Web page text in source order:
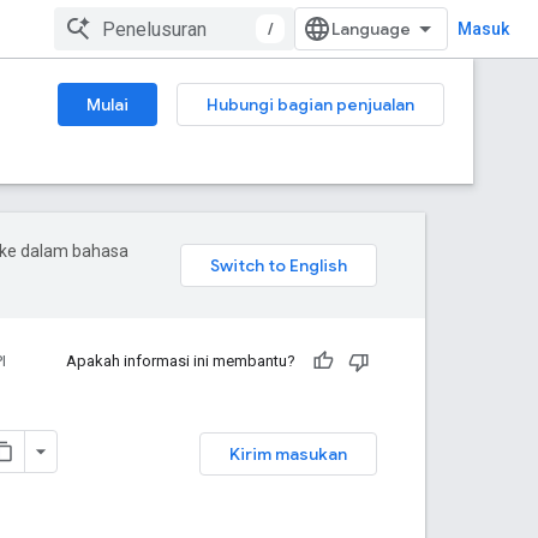
/ Masuk
Mulai Hubungi bagian penjualan
dalam bahasa
Apakah informasi ini membantu?
Kirim masukan